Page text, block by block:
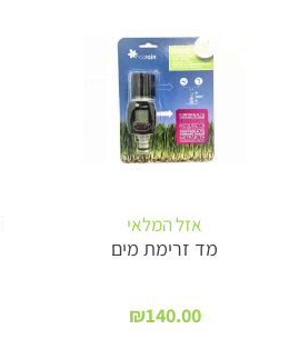
אזל המלאי
מד זרימת מים
₪140.00